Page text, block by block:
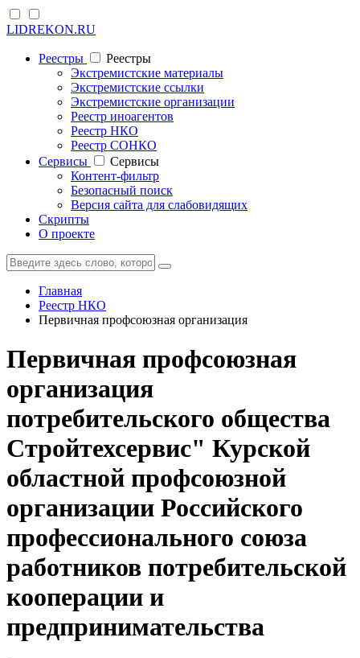
LIDREKON.RU
Реестры
Реестры
Экстремистские материалы
Экстремистские ссылки
Экстремистские организации
Реестр иноагентов
Реестр НКО
Реестр СОНКО
Cервисы
Cервисы
Контент-фильтр
Безопасный поиск
Версия сайта для слабовидящих
Скрипты
О проекте
Главная
Реестр НКО
Первичная профсоюзная организация
Первичная профсоюзная
организация
потребительского общества
Стройтехсервис" Курской
областной профсоюзной
организации Российского
профессионального союза
работников потребительской
кооперации и
предпринимательства